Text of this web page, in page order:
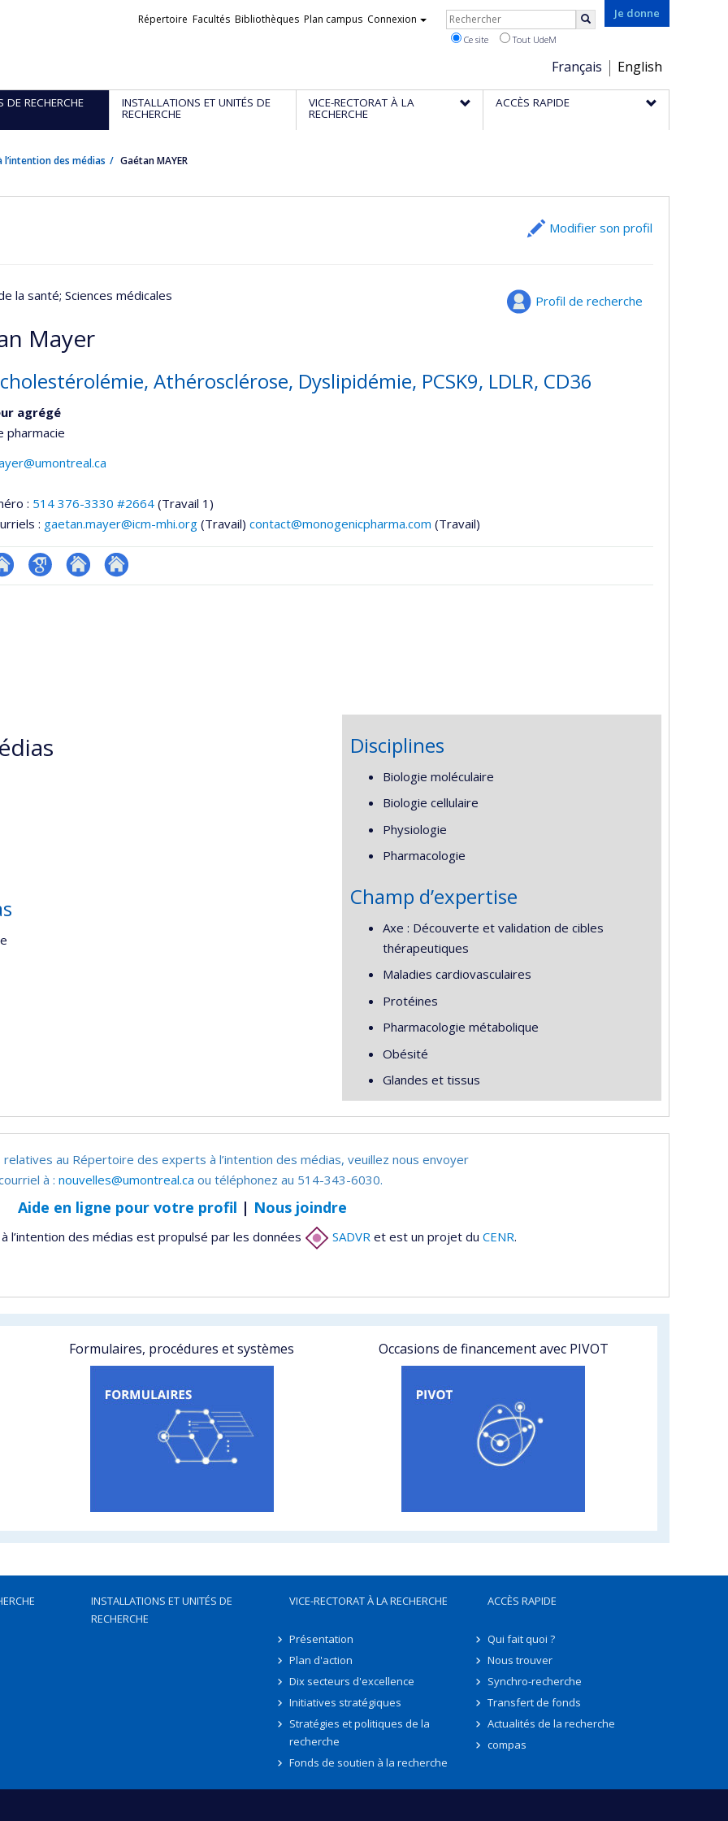
Je donne
Choix
de
la
Français English
Liens
Répertoire Facultés Bibliothèques Plan campus Connexion Rechercher
Ce site Tout UdeM
DE RECHERCHE INSTALLATIONS ET UNITÉS DE
RECHERCHE
VICE-RECTORAT À LA
RECHERCHE
ACCÈS RAPIDE
des médias Gaétan MAYER
Modifier son profil
Profil de recherche
la santé; Sciences médicales
Mayer
Athérosclérose, Dyslipidémie, PCSK9, LDLR, CD36
agrégé
pharmacie
: 514 376-3330 #2664 (Travail 1)
: gaetan.mayer@icm-mhi.org (Travail) contact@monogenicpharma.com (Travail)
GoogleAutre Autre
Disciplines
Biologie moléculaire
Biologie cellulaire
Physiologie
Pharmacologie
Champ d’expertise
Axe : Découverte et validation de cibles
thérapeutiques
Maladies cardiovasculaires
Protéines
Pharmacologie métabolique
Obésité
Glandes et tissus
au Répertoire des experts à l’intention des médias, veuillez nous envoyer
à : nouvelles@umontreal.ca ou téléphonez au 514-343-6030.
Aide en ligne pour votre profil | Nous joindre
l’intention des médias est propulsé par les données SADVR et est un projet du CENR.
Formulaires, procédures et systèmes Occasions de financement avec PIVOT
INSTALLATIONS ET UNITÉS DE
RECHERCHE
VICE-RECTORAT À LA RECHERCHE
Présentation
Plan d'action
Dix secteurs d'excellence
Initiatives stratégiques
Stratégies et politiques de la
recherche
Fonds de soutien à la recherche
ACCÈS RAPIDE
Qui fait quoi ?
Nous trouver
Synchro-recherche
Transfert de fonds
Actualités de la recherche
compas